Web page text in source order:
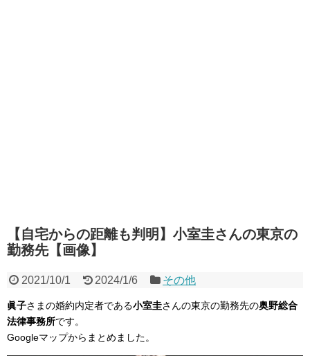
【自宅からの距離も判明】小室圭さんの東京の
勤務先【画像】
2021/10/1 2024/1/6 その他
眞子さまの婚約内定者である小室圭さんの東京の勤務先の奥野総合
法律事務所です。
Googleマップからまとめました。